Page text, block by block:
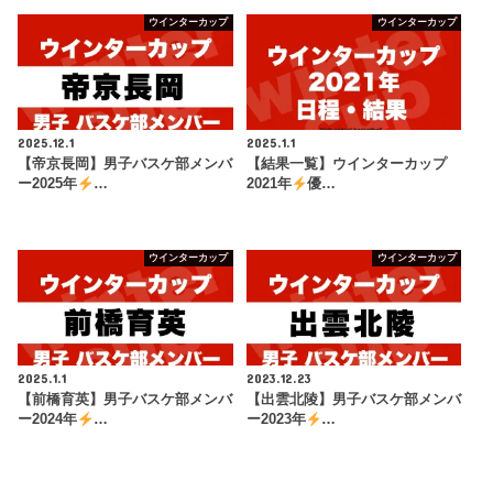
ウインターカップ
2025.12.1
【帝京長岡】男子バスケ部メンバ
ー2025年
…
ウインターカップ
2025.1.1
【結果一覧】ウインターカップ
2021年
優…
ウインターカップ
2025.1.1
【前橋育英】男子バスケ部メンバ
ー2024年
…
ウインターカップ
2023.12.23
【出雲北陵】男子バスケ部メンバ
ー2023年
…